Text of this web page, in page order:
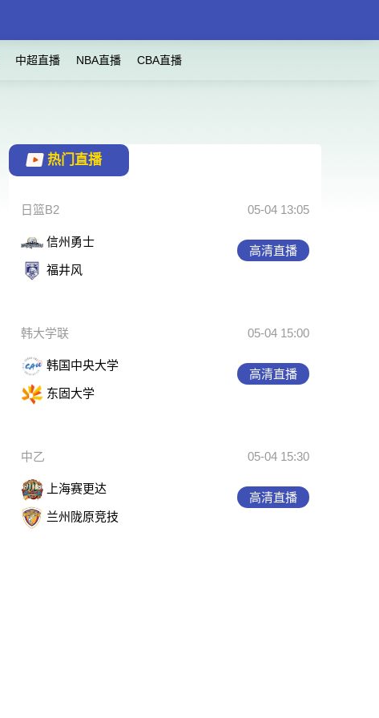
中超直播 NBA直播 CBA直播
热门直播
日篮B2 05-04 13:05
信州勇士
福井风
高清直播
韩大学联 05-04 15:00
韩国中央大学
东固大学
高清直播
中乙 05-04 15:30
上海赛更达
兰州陇原竞技
高清直播